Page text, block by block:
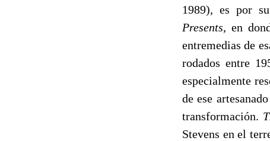
1989), es por
Presents, en
entremedias de
rodados entre
especialmente
de ese
transformación.
Stevens en el